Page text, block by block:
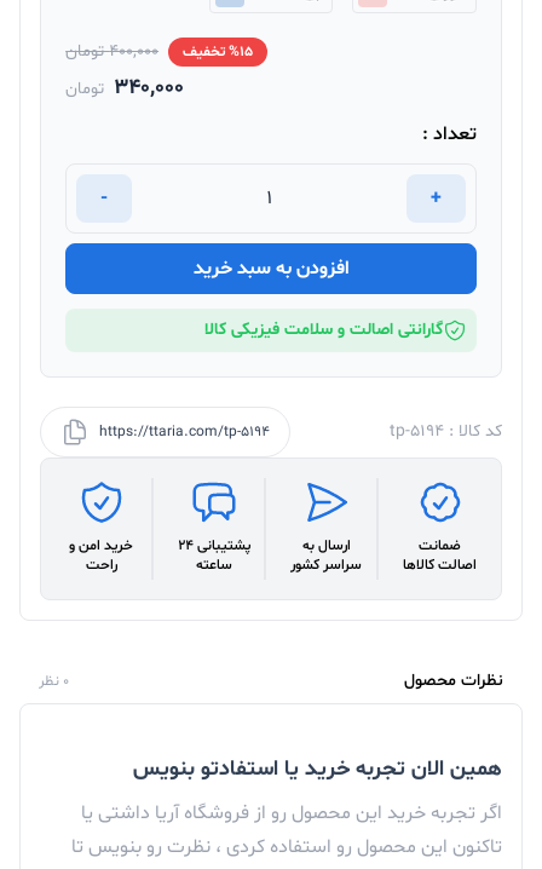
%15 تخفیف 400,000 تومان
340,000 تومان
تعداد :
+
-
افزودن به سبد خرید
گارانتی اصالت و سلامت فیزیکی کالا
کد کالا : tp-5194 https://ttaria.com/tp-5194
ضمانت
اصالت کالاها
ارسال به
سراسر کشور
پشتیبانی 24
ساعته
خرید امن و
راحت
نظرات محصول 0 نظر
همین الان تجربه خرید یا استفادتو بنویس
اگر تجربه خرید این محصول رو از فروشگاه آریا داشتی یا
تاکنون این محصول رو استفاده کردی ، نظرت رو بنویس تا